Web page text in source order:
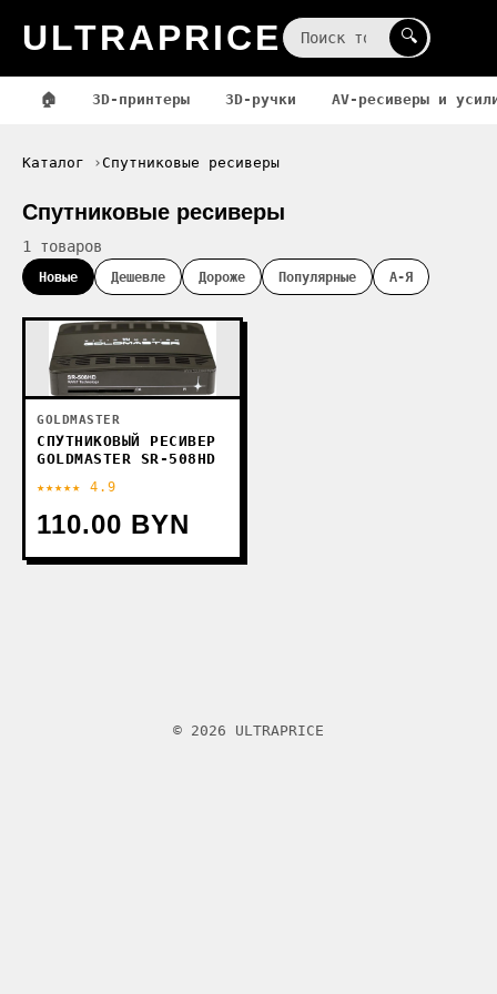
ULTRAPRICE 🔍
🏠 3D-принтеры 3D-ручки AV-ресиверы и
Каталог Спутниковые ресиверы
Спутниковые ресиверы
1 товаров
Новые Дешевле Дороже Популярные А-Я
GOLDMASTER
СПУТНИКОВЫЙ РЕСИВЕР
GOLDMASTER SR-508HD
★★★★★ 4.9
110.00 BYN
© 2026 ULTRAPRICE